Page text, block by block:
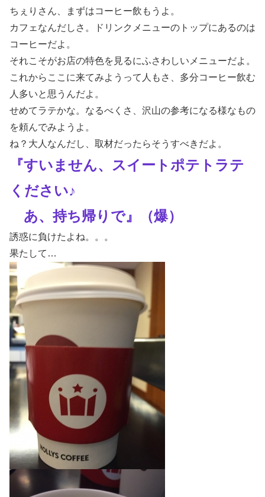
ちぇりさん、まずはコーヒー飲もうよ。
カフェなんだしさ。ドリンクメニューのトップにあるのは
コーヒーだよ。
それこそがお店の特色を見るにふさわしいメニューだよ。
これからここに来てみようって人もさ、多分コーヒー飲む
人多いと思うんだよ。
せめてラテかな。なるべくさ、沢山の参考になる様なもの
を頼んでみようよ。
ね？大人なんだし、取材だったらそうすべきだよ。
『すいません、スイートポテトラテ
ください♪
あ、持ち帰りで』（爆）
誘惑に負けたよね。。。
果たして…